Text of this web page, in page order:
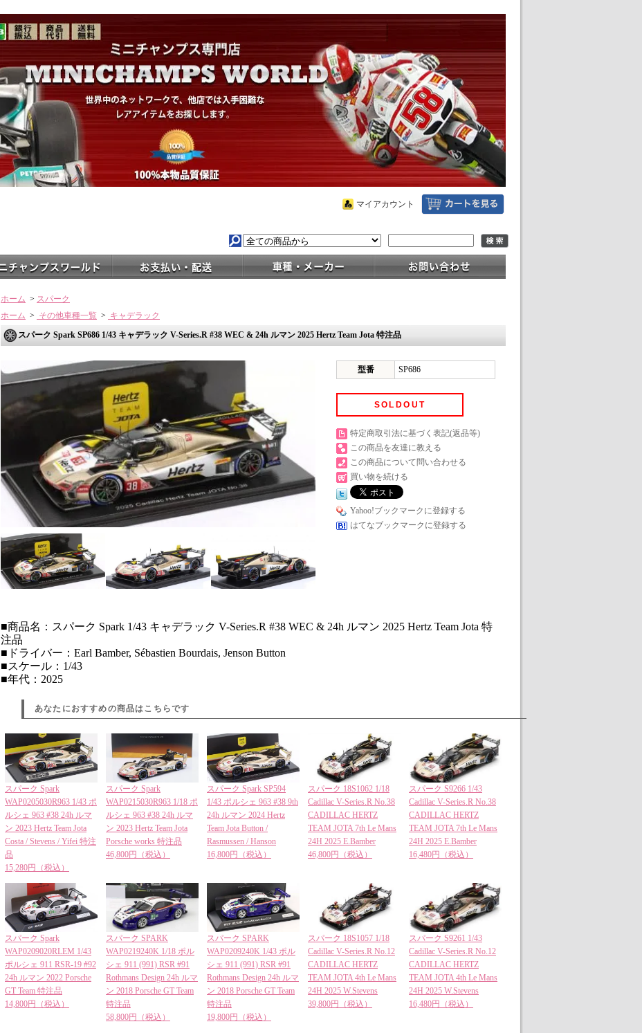
マイアカウント
ホーム > スパーク
ホーム > その他車種一覧 > キャデラック
スパーク Spark SP686 1/43 キャデラック V-Series.R #38 WEC & 24h ルマン 2025 Hertz Team Jota 特注品
型番 SP686
SOLDOUT
特定商取引法に基づく表記(返品等)
この商品を友達に教える
この商品について問い合わせる
買い物を続ける
Yahoo!ブックマークに登録する
はてなブックマークに登録する
■商品名：スパーク Spark 1/43 キャデラック V-Series.R #38 WEC & 24h ルマン 2025 Hertz Team Jota 特
注品
■ドライバー：Earl Bamber, Sébastien Bourdais, Jenson Button
■スケール：1/43
■年代：2025
あなたにおすすめの商品はこちらです
スパーク Spark
WAP0205030R963 1/43 ポ
ルシェ 963 #38 24h ルマ
ン 2023 Hertz Team Jota
Costa / Stevens / Yifei 特注
品
15,280円（税込）
スパーク Spark
WAP0215030R963 1/18 ポ
ルシェ 963 #38 24h ルマ
ン 2023 Hertz Team Jota
Porsche works 特注品
46,800円（税込）
スパーク Spark SP594
1/43 ポルシェ 963 #38 9th
24h ルマン 2024 Hertz
Team Jota Button /
Rasmussen / Hanson
16,800円（税込）
スパーク 18S1062 1/18
Cadillac V-Series.R No.38
CADILLAC HERTZ
TEAM JOTA 7th Le Mans
24H 2025 E.Bamber
46,800円（税込）
スパーク S9266 1/43
Cadillac V-Series.R No.38
CADILLAC HERTZ
TEAM JOTA 7th Le Mans
24H 2025 E.Bamber
16,480円（税込）
スパーク Spark
WAP0209020RLEM 1/43
ポルシェ 911 RSR-19 #92
24h ルマン 2022 Porsche
GT Team 特注品
14,800円（税込）
スパーク SPARK
WAP0219240K 1/18 ポル
シェ 911 (991) RSR #91
Rothmans Design 24h ルマ
ン 2018 Porsche GT Team
特注品
58,800円（税込）
スパーク SPARK
WAP0209240K 1/43 ポル
シェ 911 (991) RSR #91
Rothmans Design 24h ルマ
ン 2018 Porsche GT Team
特注品
19,800円（税込）
スパーク 18S1057 1/18
Cadillac V-Series.R No.12
CADILLAC HERTZ
TEAM JOTA 4th Le Mans
24H 2025 W.Stevens
39,800円（税込）
スパーク S9261 1/43
Cadillac V-Series.R No.12
CADILLAC HERTZ
TEAM JOTA 4th Le Mans
24H 2025 W.Stevens
16,480円（税込）